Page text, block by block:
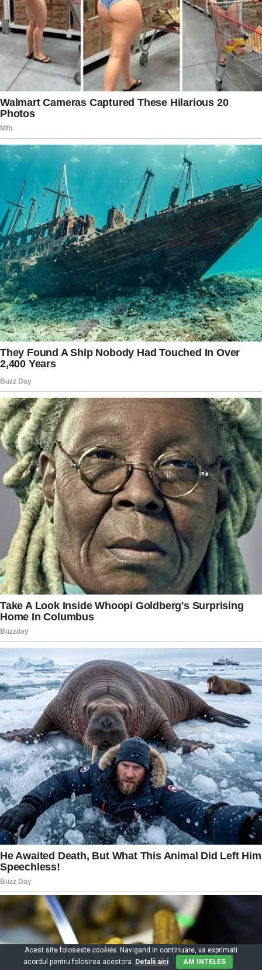
Acest site foloseste cookies. Navigand in continuare, va exprimati
acordul pentru folosirea acestora. Detalii aici AM INTELES